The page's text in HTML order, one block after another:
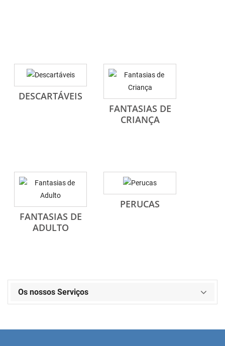
DESCARTÁVEIS
FANTASIAS DE
CRIANÇA
FANTASIAS DE
ADULTO
PERUCAS
Os nossos Serviços